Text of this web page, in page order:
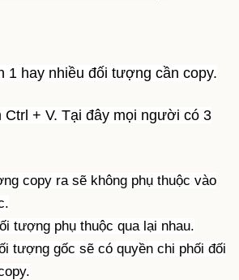
1 hay nhiều đối tượng cần copy.
+ V. Tại đây mọi người có 3
copy ra sẽ không phụ thuộc vào
tượng phụ thuộc qua lại nhau.
tượng gốc sẽ có quyền chi phối đối